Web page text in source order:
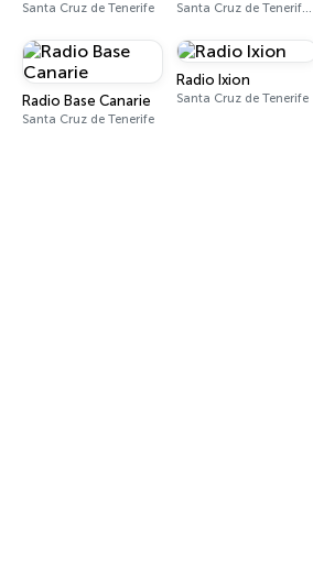
Santa Cruz de Tenerife Santa Cruz de Tenerife 101.7 FM
Radio Base Canarie
Santa Cruz de Tenerife
Radio Ixion
Santa Cruz de Tenerife